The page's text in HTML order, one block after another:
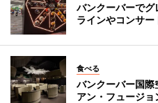
バンクーバーで
ラインやコンサー
食べる
バンクーバー国
アン・フュージョ